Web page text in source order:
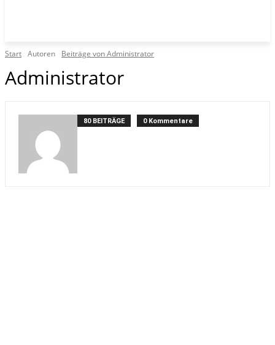
Start Autoren Beiträge von Administrator
Administrator
80 BEITRÄGE 0 Kommentare